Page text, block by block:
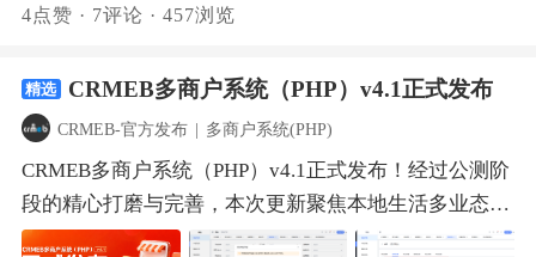
别从零装修，快速找到心仪的模板，一键换装。当优质
能转起来：创作者持续产出，商家持续受益，生态持续
繁荣。为了加速这个正向循环的转动，我们正式发起这
场大赛——用一场赛事汇聚创意，多向赋能。 比赛有什
么奖励？本次大赛不设门槛，重在参与，更重在回报。
无论你是资深创作者，还是设计新手，只要你有想法、
4点赞 · 7评论 · 457浏览
精选 CRMEB多商户系统（PHP）v4.1正式发布
CRMEB-官方发布 | 多商户系统(PHP)
CRMEB多商户系统（PHP）v4.1正式发布！经过公测阶
段的精心打磨与完善，本次更新聚焦本地生活多业态经
营场景，上线【年/次卡商品】类型，让服务型商家告